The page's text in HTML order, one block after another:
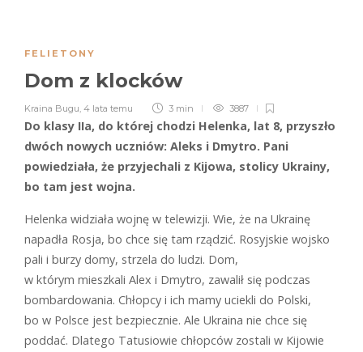
FELIETONY
Dom z klocków
Kraina Bugu, 4 lata temu 3 min 3887
Do klasy IIa, do której chodzi Helenka, lat 8, przyszło
dwóch nowych uczniów: Aleks i Dmytro. Pani
powiedziała, że przyjechali z Kijowa, stolicy Ukrainy,
bo tam jest wojna.
Helenka widziała wojnę w telewizji. Wie, że na Ukrainę
napadła Rosja, bo chce się tam rządzić. Rosyjskie wojsko
pali i burzy domy, strzela do ludzi. Dom,
w którym mieszkali Alex i Dmytro, zawalił się podczas
bombardowania. Chłopcy i ich mamy uciekli do Polski,
bo w Polsce jest bezpiecznie. Ale Ukraina nie chce się
poddać. Dlatego Tatusiowie chłopców zostali w Kijowie